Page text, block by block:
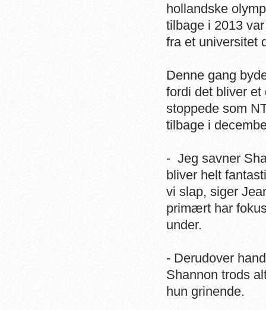
hollandske
tilbage i 2013
fra et universitet
Denne gang
fordi det bliver
stoppede som
tilbage i
- Jeg savner
bliver helt
vi slap, siger
primært har
under.
- Derudover
Shannon trods
hun grinende.